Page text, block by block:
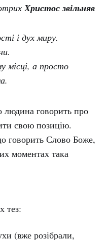
Христос звільняв
і дух миру.
місці, а просто
людина говорить про
свою позицію.
говорить Слово Боже,
моментах така
тез:
(вже розібрали,